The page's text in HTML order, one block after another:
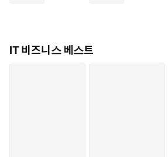
만들어 온 모든 게임에 얽힌 일화들과 게
IT 비즈니스 베스트